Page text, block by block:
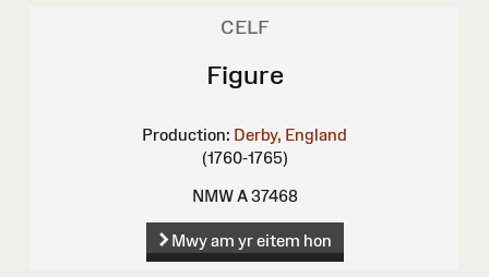
CELF
Figure
Production: Derby, England
(1760-1765)
NMW A 37468
Mwy am yr eitem hon